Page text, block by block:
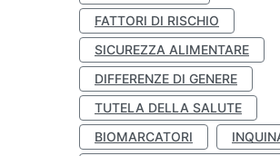
FATTORI DI RISCHIO
SICUREZZA ALIMENTARE
DIFFERENZE DI GENERE
TUTELA DELLA SALUTE
BIOMARCATORI